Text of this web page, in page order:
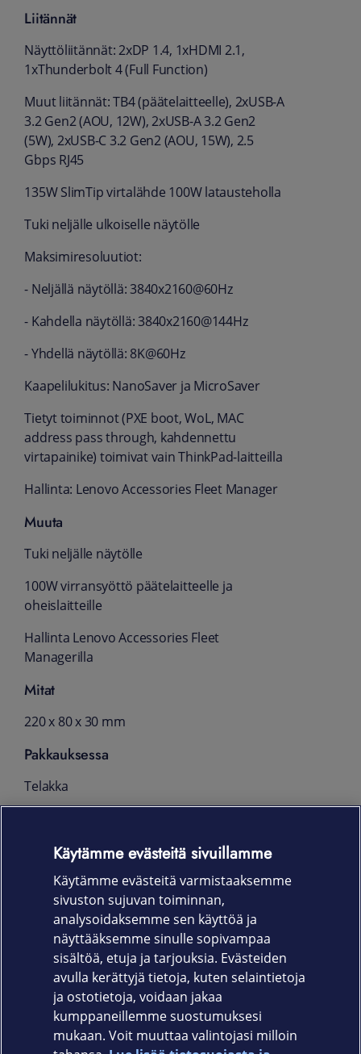
Liitännät
Näyttöliitännät: 2xDP 1.4, 1xHDMI 2.1,
1xThunderbolt 4 (Full Function)
Muut liitännät: TB4 (päätelaitteelle), 2xUSB-A
3.2 Gen2 (AOU, 12W), 2xUSB-A 3.2 Gen2
(5W), 2xUSB-C 3.2 Gen2 (AOU, 15W), 2.5
Gbps RJ45
135W SlimTip virtalähde 100W latausteholla
Tuki neljälle ulkoiselle näytölle
Maksimiresoluutiot:
- Neljällä näytöllä: 3840x2160@60Hz
- Kahdella näytöllä: 3840x2160@144Hz
- Yhdellä näytöllä: 8K@60Hz
Kaapelilukitus: NanoSaver ja MicroSaver
Tietyt toiminnot (PXE boot, WoL, MAC
address pass through, kahdennettu
virtapainike) toimivat vain ThinkPad-laitteilla
Hallinta: Lenovo Accessories Fleet Manager
Muuta
Tuki neljälle näytölle
100W virransyöttö päätelaitteelle ja
oheislaitteille
Hallinta Lenovo Accessories Fleet
Managerilla
Mitat
220 x 80 x 30 mm
Pakkauksessa
Telakka
135W SlimTip virtalähde
Virtajohto
Takuu
Kolmen vuoden vaihtotakuu
Käytämme evästeitä sivuillamme
Käytämme evästeitä varmistaaksemme
sivuston sujuvan toiminnan,
analysoidaksemme sen käyttöä ja
näyttääksemme sinulle sopivampaa
sisältöä, etuja ja tarjouksia. Evästeiden
avulla kerättyjä tietoja, kuten selaintietoja
ja ostotietoja, voidaan jakaa
kumppaneillemme suostumuksesi
mukaan. Voit muuttaa valintojasi milloin